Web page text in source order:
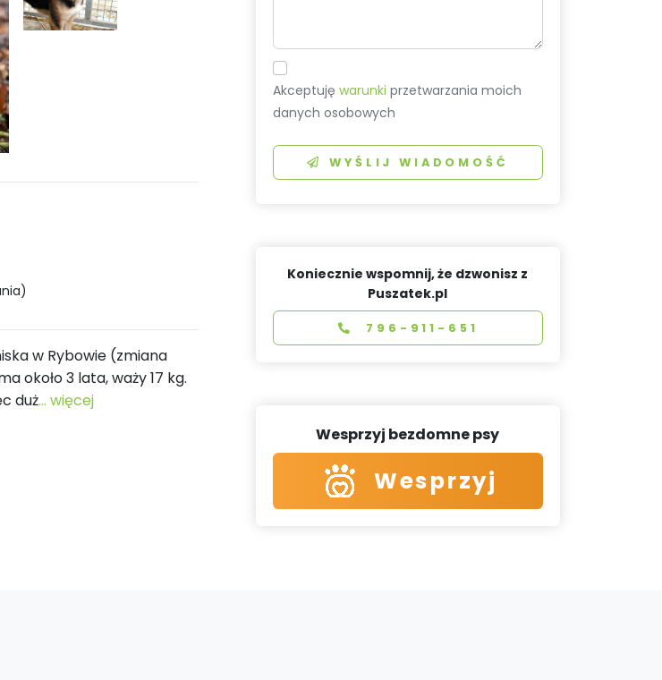
w Rybowie (zmiana
około 3 lata, waży 17 kg.
duż... więcej
Akceptujęwarunki przetwarzania moich
danych osobowych
WYŚLIJ WIADOMOŚĆ
Koniecznie wspomnij, że dzwonisz z
Puszatek.pl
796-911-651
Wesprzyj bezdomne psy
Wesprzyj